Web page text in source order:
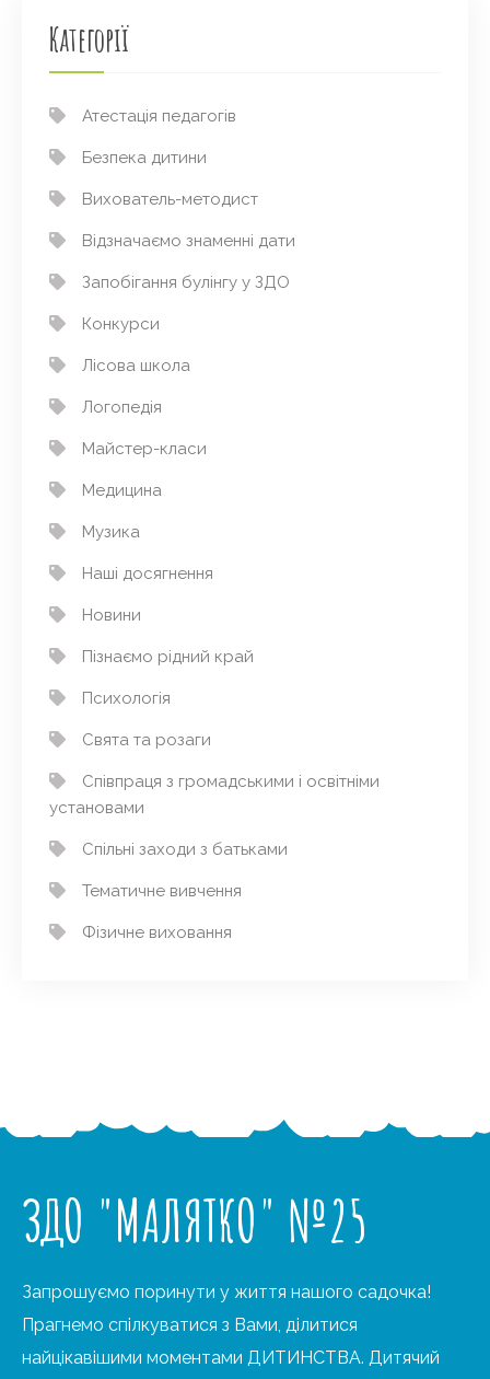
Категорії
Атестація педагогів
Безпека дитини
Вихователь-методист
Відзначаємо знаменні дати
Запобігання булінгу у ЗДО
Конкурси
Лісова школа
Логопедія
Майстер-класи
Медицина
Музика
Наші досягнення
Новини
Пізнаємо рідний край
Психологія
Свята та розаги
Співпраця з громадськими і освітніми
установами
Спільні заходи з батьками
Тематичне вивчення
Фізичне виховання
ЗДО "МАЛЯТКО" №25
Запрошуємо поринути у життя нашого садочка!
Прагнемо спілкуватися з Вами, ділитися
найцікавішими моментами ДИТИНСТВА. Дитячий